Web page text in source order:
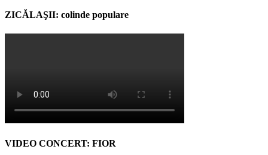
ZICĂLAŞII: colinde populare
VIDEO CONCERT: FIOR